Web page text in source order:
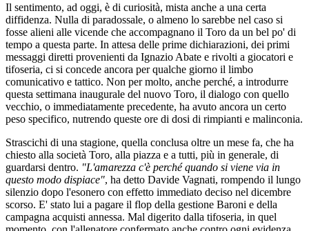
Il sentimento, ad oggi, è di curiosità, mista anche a una certa
diffidenza. Nulla di paradossale, o almeno lo sarebbe nel caso si
fosse alieni alle vicende che accompagnano il Toro da un bel po' di
tempo a questa parte. In attesa delle prime dichiarazioni, dei primi
messaggi diretti provenienti da Ignazio Abate e rivolti a giocatori e
tifoseria, ci si concede ancora per qualche giorno il limbo
comunicativo e tattico. Non per molto, anche perché, a introdurre
questa settimana inaugurale del nuovo Toro, il dialogo con quello
vecchio, o immediatamente precedente, ha avuto ancora un certo
peso specifico, nutrendo queste ore di dosi di rimpianti e malinconia.
Strascichi di una stagione, quella conclusa oltre un mese fa, che ha
chiesto alla società Toro, alla piazza e a tutti, più in generale, di
guardarsi dentro. "L'amarezza c'è perché quando si viene via in
questo modo dispiace", ha detto Davide Vagnati, rompendo il lungo
silenzio dopo l'esonero con effetto immediato deciso nel dicembre
scorso. E' stato lui a pagare il flop della gestione Baroni e della
campagna acquisti annessa. Mal digerito dalla tifoseria, in quel